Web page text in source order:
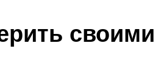
своими